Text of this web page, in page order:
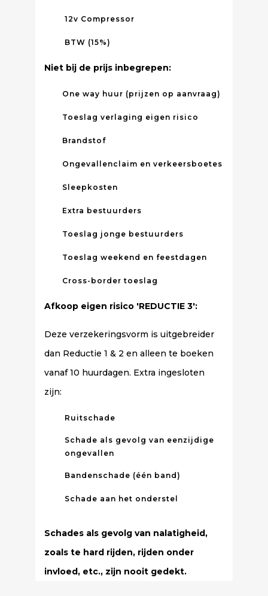
12v Compressor
BTW (15%)
Niet bij de prijs inbegrepen:
One way huur (prijzen op aanvraag)
Toeslag verlaging eigen risico
Brandstof
Ongevallenclaim en verkeersboetes
Sleepkosten
Extra bestuurders
Toeslag jonge bestuurders
Toeslag weekend en feestdagen
Cross-border toeslag
Afkoop eigen risico 'REDUCTIE 3':
Deze verzekeringsvorm is uitgebreider
dan Reductie 1 & 2 en alleen te boeken
vanaf 10 huurdagen. Extra ingesloten
zijn:
Ruitschade
Schade als gevolg van eenzijdige
ongevallen
Bandenschade (één band)
Schade aan het onderstel
Schades als gevolg van nalatigheid,
zoals te hard rijden, rijden onder
invloed, etc., zijn nooit gedekt.